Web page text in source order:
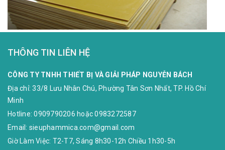
THÔNG TIN LIÊN HỆ
CÔNG TY TNHH THIẾT BỊ VÀ GIẢI PHÁP NGUYỄN BÁCH
Địa chỉ:33/8 Lưu Nhân Chú, Phường Tân Sơn Nhất, TP. Hồ Chí
Minh
Hotline:0909790206 hoặc0983272587
Email: sieuphammica.com@gmail.com
Giờ Làm Việc: T2-T7, Sáng 8h30-12h Chiều 1h30-5h